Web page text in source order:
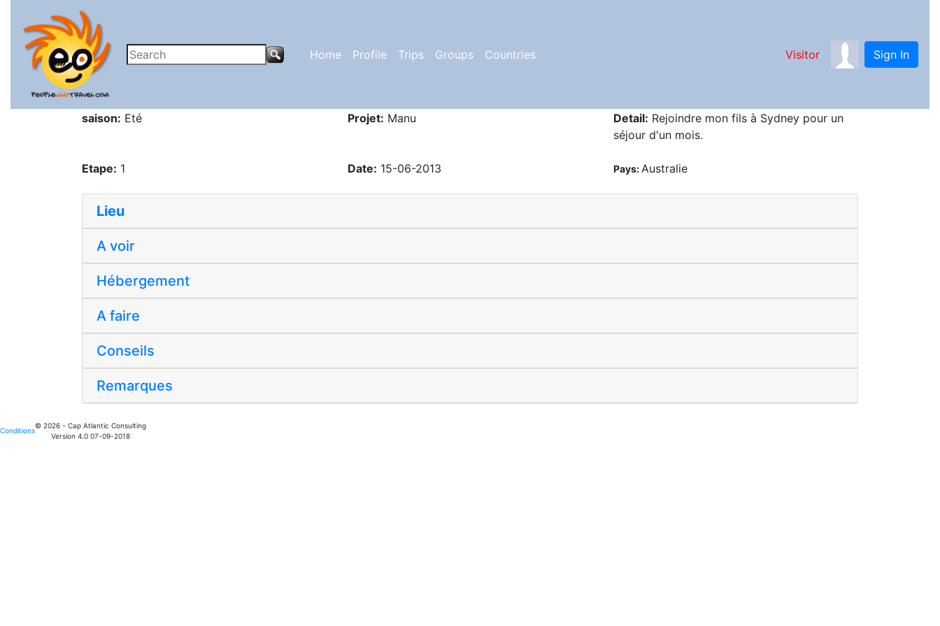
Home Profile Trips Groups Countries Visitor Sign In
saison: Eté Projet: Manu Detail: Rejoindre mon fils à Sydney pour un
séjour d'un mois.
Etape: 1 Date: 15-06-2013 Pays:Australie
Lieu
A voir
Hébergement
A faire
Conseils
Remarques
Conditions
© 2026 - Cap Atlantic Consulting
Version 4.0 07-09-2018